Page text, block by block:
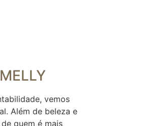
vemos
Além de beleza e
quem é mais